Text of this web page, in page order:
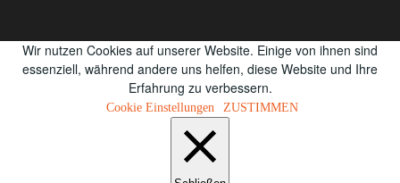
Wir nutzen Cookies auf unserer Website. Einige von ihnen sind
essenziell, während andere uns helfen, diese Website und Ihre
Erfahrung zu verbessern.
Cookie Einstellungen ZUSTIMMEN